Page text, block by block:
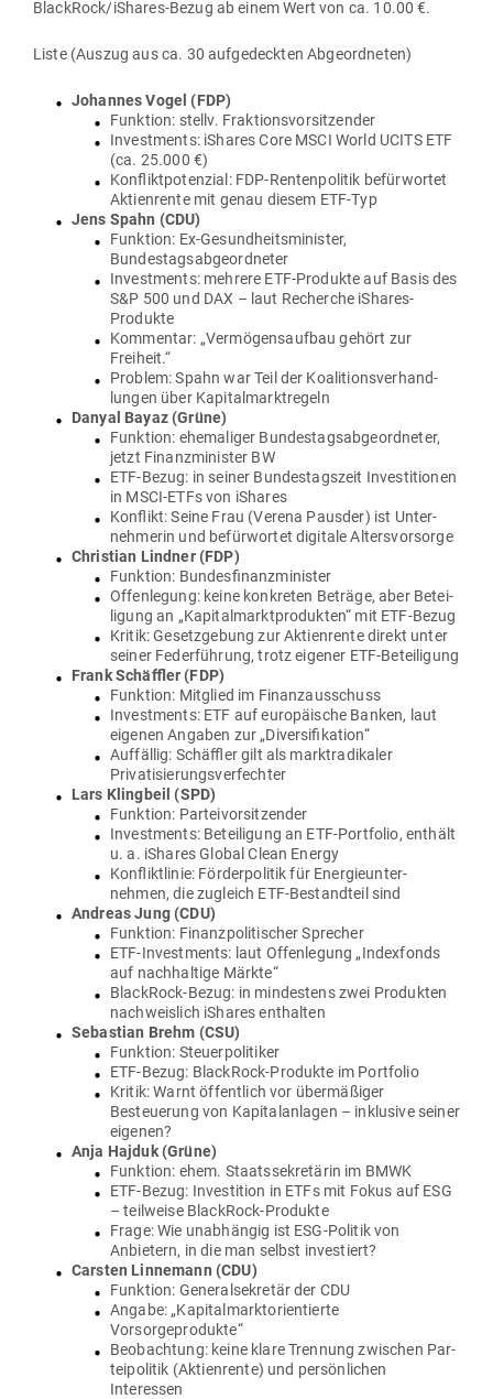
Black­Ro­ck/iS­hares-Bezug ab einem Wert von ca. 10.00 €.
Liste (Auszug aus ca. 30 auf­ge­deckten Abgeordneten)
Johannes Vogel (FDP)
Funktion: stellv. Fraktionsvorsitzender
Invest­ments: iShares Core MSCI World UCITS ETF
(ca. 25.000 €)
Kon­flikt­po­tenzial: FDP-Ren­ten­po­litik befür­wortet
Akti­en­rente mit genau diesem ETF-Typ
Jens Spahn (CDU)
Funktion: Ex-Gesund­heits­mi­nister,
Bundestagsabgeordneter
Invest­ments: mehrere ETF-Pro­dukte auf Basis des
S&P 500 und DAX – laut Recherche iShares-
Produkte
Kom­mentar: „Ver­mö­gens­aufbau gehört zur
Freiheit.“
Problem: Spahn war Teil der Koali­ti­ons­ver­hand­
lungen über Kapitalmarktregeln
Danyal Bayaz (Grüne)
Funktion: ehe­ma­liger Bun­des­tags­ab­ge­ord­neter,
jetzt Finanz­mi­nister BW
ETF-Bezug: in seiner Bun­des­tagszeit Inves­ti­tionen
in MSCI-ETFs von iShares
Kon­flikt: Seine Frau (Verena Pausder) ist Unter­
neh­merin und befür­wortet digitale Altersvorsorge
Christian Lindner (FDP)
Funktion: Bun­des­fi­nanz­mi­nister
Offen­legung: keine kon­kreten Beträge, aber Betei­
ligung an „Kapi­tal­markt­pro­dukten“ mit ETF-Bezug
Kritik: Gesetz­gebung zur Akti­en­rente direkt unter
seiner Feder­führung, trotz eigener ETF-Beteiligung
Frank Schäffler (FDP)
Funktion: Mit­glied im Finanzausschuss
Invest­ments: ETF auf euro­päische Banken, laut
eigenen Angaben zur „Diver­si­fi­kation“
Auf­fällig: Schäffler gilt als markt­ra­di­kaler
Privatisierungsverfechter
Lars Klingbeil (SPD)
Funktion: Par­tei­vor­sit­zender
Invest­ments: Betei­ligung an ETF-Port­folio, enthält
u. a. iShares Global Clean Energy
Kon­flikt­linie: För­der­po­litik für Ener­gie­un­ter­
nehmen, die zugleich ETF-Bestandteil sind
Andreas Jung (CDU)
Funktion: Finanz­po­li­ti­scher Sprecher
ETF-Invest­ments: laut Offen­legung „Index­fonds
auf nach­haltige Märkte“
BlackRock-Bezug: in min­destens zwei Pro­dukten
nach­weislich iShares enthalten
Sebastian Brehm (CSU)
Funktion: Steu­er­po­li­tiker
ETF-Bezug: BlackRock-Pro­dukte im Portfolio
Kritik: Warnt öffentlich vor über­mä­ßiger
Besteuerung von Kapi­tal­an­lagen – inklusive seiner
eigenen?
Anja Hajduk (Grüne)
Funktion: ehem. Staats­se­kre­tärin im BMWK
ETF-Bezug: Inves­tition in ETFs mit Fokus auf ESG
– teil­weise BlackRock-Produkte
Frage: Wie unab­hängig ist ESG-Politik von
Anbietern, in die man selbst investiert?
Carsten Lin­nemann (CDU)
Funktion: Gene­ral­se­kretär der CDU
Angabe: „Kapi­tal­markt­ori­en­tierte
Vorsorgeprodukte“
Beob­achtung: keine klare Trennung zwi­schen Par­
tei­po­litik (Akti­en­rente) und per­sön­lichen
Interessen